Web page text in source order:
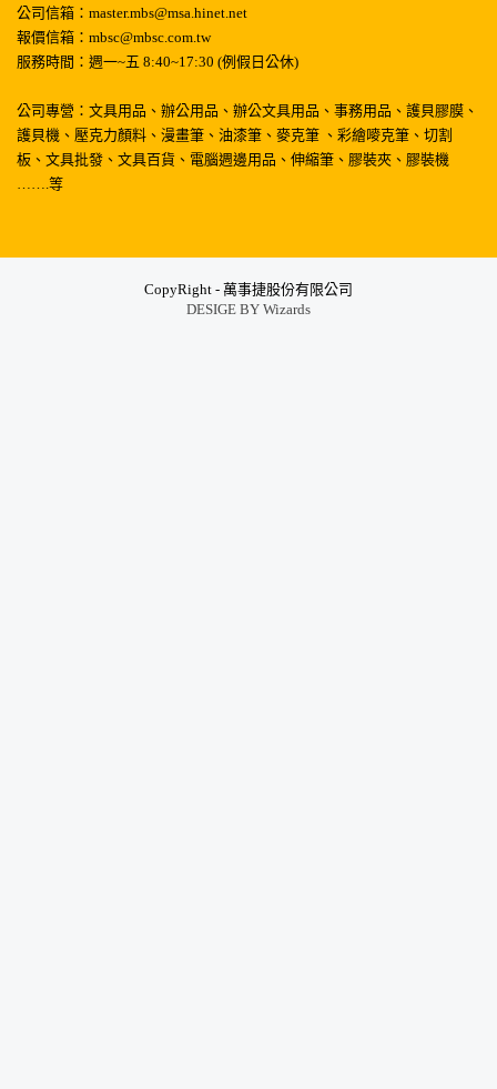
公司信箱：master.mbs@msa.hinet.net
報價信箱：mbsc@mbsc.com.tw
服務時間：週一~五 8:40~17:30 (例假日公休)
公司專營：文具用品、辦公用品、辦公文具用品、事務用品、護貝膠膜、
護貝機、壓克力顏料、漫畫筆、油漆筆、麥克筆 、彩繪嘜克筆、切割
板、文具批發、文具百貨、電腦週邊用品、伸縮筆、膠裝夾、膠裝機
…….等
CopyRight - 萬事捷股份有限公司
DESIGE BY Wizards